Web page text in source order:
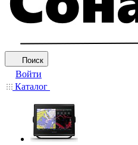
Поиск
Войти
Каталог